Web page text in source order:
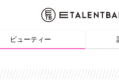
ビューティー